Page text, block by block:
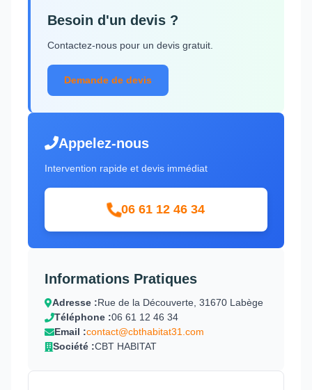
Besoin d'un devis ?
Contactez-nous pour un devis gratuit.
Demande de devis
Appelez-nous
Intervention rapide et devis immédiat
06 61 12 46 34
Informations Pratiques
Adresse :Rue de la Découverte, 31670 Labège
Téléphone :06 61 12 46 34
Email :contact@cbthabitat31.com
Société :CBT HABITAT